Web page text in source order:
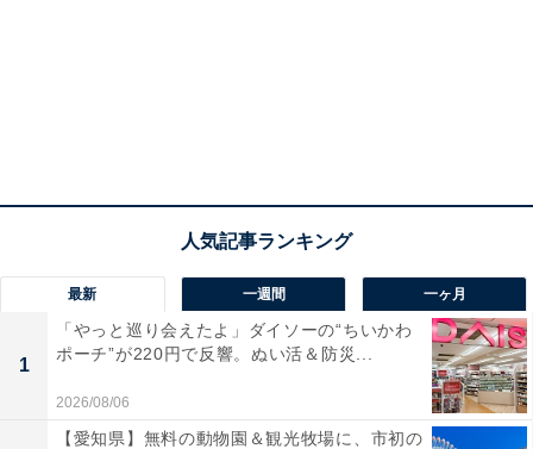
最新 一週間 一ヶ月
1
「やっと巡り会えたよ」ダイソーの“ちいかわ
ポーチ”が220円で反響。ぬい活＆防災...
2026/08/06
【愛知県】無料の動物園＆観光牧場に、市初の